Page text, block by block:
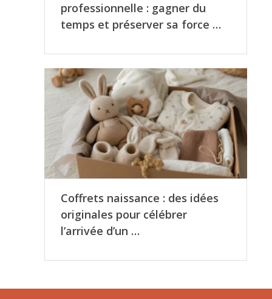
professionnelle : gagner du
temps et préserver sa force …
Coffrets naissance : des idées
originales pour célébrer
l’arrivée d’un …